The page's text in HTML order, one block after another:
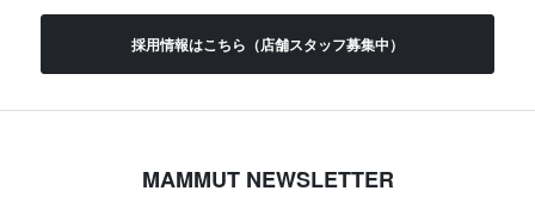
採用情報はこちら（店舗スタッフ募集中）
MAMMUT NEWSLETTER